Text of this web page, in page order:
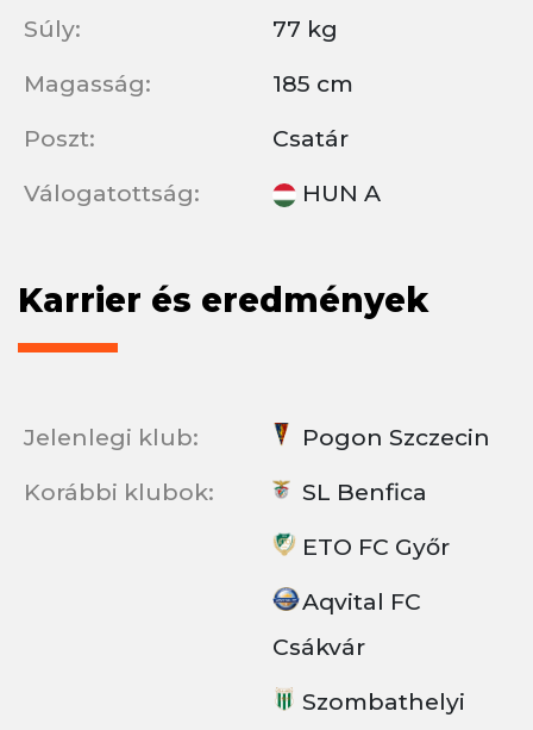
Súly:
77 kg
Magasság:
185 cm
Poszt:
Csatár
Válogatottság:
HUN A
Karrier és eredmények
Jelenlegi klub:
Pogon Szczecin
Korábbi klubok:
SL Benfica
ETO FC Győr
Aqvital FC
Csákvár
Szombathelyi